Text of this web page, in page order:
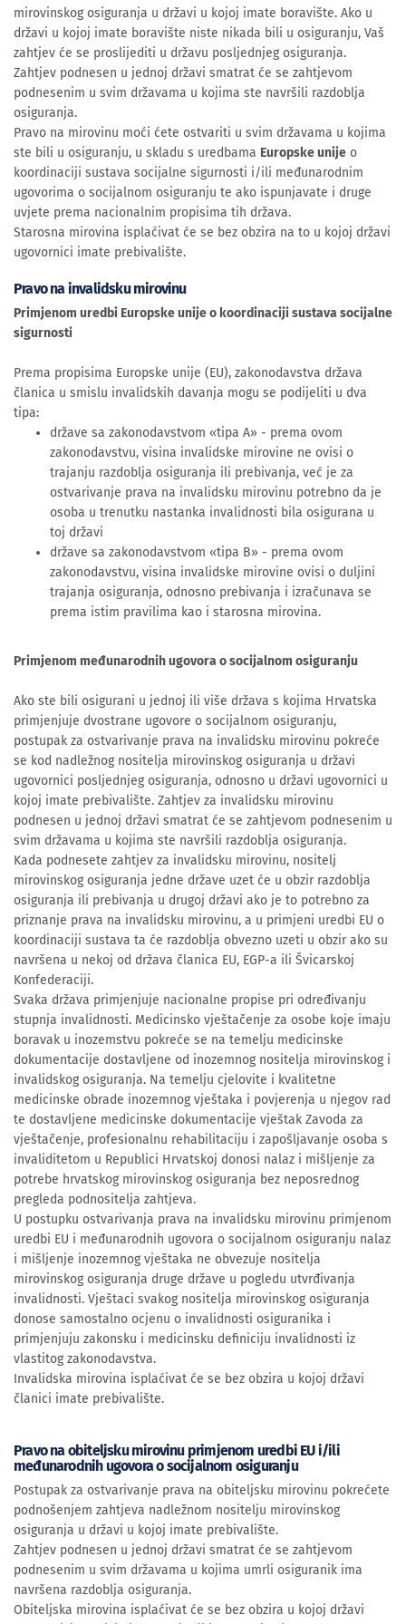
mirovinskog osiguranja u državi u kojoj imate boravište. Ako u
državi u kojoj imate boravište niste nikada bili u osiguranju, Vaš
zahtjev će se proslijediti u državu posljednjeg osiguranja.
Zahtjev podnesen u jednoj državi smatrat će se zahtjevom
podnesenim u svim državama u kojima ste navršili razdoblja
osiguranja.
Pravo na mirovinu moći ćete ostvariti u svim državama u kojima
ste bili u osiguranju, u skladu s uredbama Europske unije o
koordinaciji sustava socijalne sigurnosti i/ili međunarodnim
ugovorima o socijalnom osiguranju te ako ispunjavate i druge
uvjete prema nacionalnim propisima tih država.
Starosna mirovina isplaćivat će se bez obzira na to u kojoj državi
ugovornici imate prebivalište.
Pravo na invalidsku mirovinu
Primjenom uredbi Europske unije o koordinaciji sustava socijalne
sigurnosti
Prema propisima Europske unije (EU), zakonodavstva država
članica u smislu invalidskih davanja mogu se podijeliti u dva
tipa:
države sa zakonodavstvom «tipa A» - prema ovom
zakonodavstvu, visina invalidske mirovine ne ovisi o
trajanju razdoblja osiguranja ili prebivanja, već je za
ostvarivanje prava na invalidsku mirovinu potrebno da je
osoba u trenutku nastanka invalidnosti bila osigurana u
toj državi
države sa zakonodavstvom «tipa B» - prema ovom
zakonodavstvu, visina invalidske mirovine ovisi o duljini
trajanja osiguranja, odnosno prebivanja i izračunava se
prema istim pravilima kao i starosna mirovina.
Primjenom međunarodnih ugovora o socijalnom osiguranju
Ako ste bili osigurani u jednoj ili više država s kojima Hrvatska
primjenjuje dvostrane ugovore o socijalnom osiguranju,
postupak za ostvarivanje prava na invalidsku mirovinu pokreće
se kod nadležnog nositelja mirovinskog osiguranja u državi
ugovornici posljednjeg osiguranja, odnosno u državi ugovornici u
kojoj imate prebivalište. Zahtjev za invalidsku mirovinu
podnesen u jednoj državi smatrat će se zahtjevom podnesenim u
svim državama u kojima ste navršili razdoblja osiguranja.
Kada podnesete zahtjev za invalidsku mirovinu, nositelj
mirovinskog osiguranja jedne države uzet će u obzir razdoblja
osiguranja ili prebivanja u drugoj državi ako je to potrebno za
priznanje prava na invalidsku mirovinu, a u primjeni uredbi EU o
koordinaciji sustava ta će razdoblja obvezno uzeti u obzir ako su
navršena u nekoj od država članica EU, EGP-a ili Švicarskoj
Konfederaciji.
Svaka država primjenjuje nacionalne propise pri određivanju
stupnja invalidnosti. Medicinsko vještačenje za osobe koje imaju
boravak u inozemstvu pokreće se na temelju medicinske
dokumentacije dostavljene od inozemnog nositelja mirovinskog i
invalidskog osiguranja. Na temelju cjelovite i kvalitetne
medicinske obrade inozemnog vještaka i povjerenja u njegov rad
te dostavljene medicinske dokumentacije vještak Zavoda za
vještačenje, profesionalnu rehabilitaciju i zapošljavanje osoba s
invaliditetom u Republici Hrvatskoj donosi nalaz i mišljenje za
potrebe hrvatskog mirovinskog osiguranja bez neposrednog
pregleda podnositelja zahtjeva.
U postupku ostvarivanja prava na invalidsku mirovinu primjenom
uredbi EU i međunarodnih ugovora o socijalnom osiguranju nalaz
i mišljenje inozemnog vještaka ne obvezuje nositelja
mirovinskog osiguranja druge države u pogledu utvrđivanja
invalidnosti. Vještaci svakog nositelja mirovinskog osiguranja
donose samostalno ocjenu o invalidnosti osiguranika i
primjenjuju zakonsku i medicinsku definiciju invalidnosti iz
vlastitog zakonodavstva.
Invalidska mirovina isplaćivat će se bez obzira u kojoj državi
članici imate prebivalište.
Pravo na obiteljsku mirovinu primjenom uredbi EU i/ili
međunarodnih ugovora o socijalnom osiguranju
Postupak za ostvarivanje prava na obiteljsku mirovinu pokrećete
podnošenjem zahtjeva nadležnom nositelju mirovinskog
osiguranja u državi u kojoj imate prebivalište.
Zahtjev podnesen u jednoj državi smatrat će se zahtjevom
podnesenim u svim državama u kojima umrli osiguranik ima
navršena razdoblja osiguranja.
Obiteljska mirovina isplaćivat će se bez obzira u kojoj državi